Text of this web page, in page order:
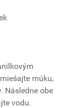
múku,
Následne obe
vodu.